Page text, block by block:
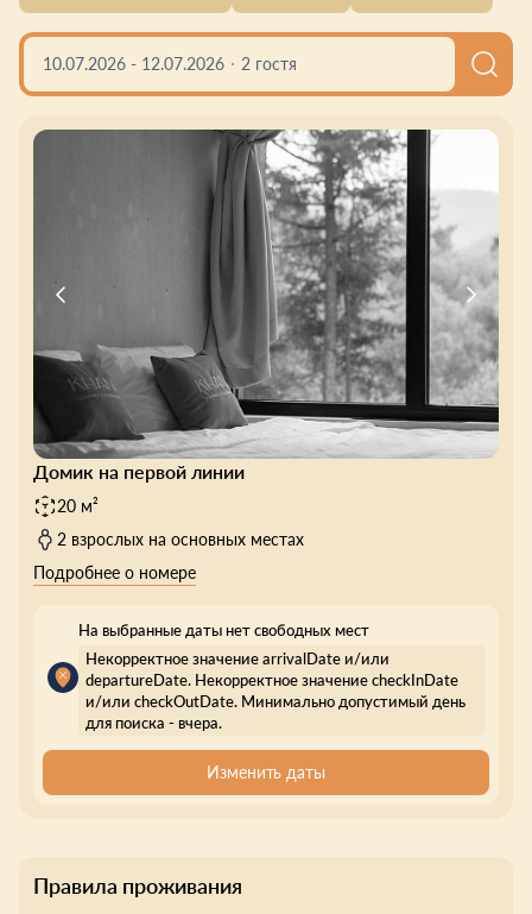
10.07.2026 - 12.07.2026 2 гостя
Домик на первой линии
20 м²
2 взрослых на основных местах
Подробнее о номере
На выбранные даты нет свободных мест
Некорректное значение arrivalDate и/или
departureDate. Некорректное значение checkInDate
и/или checkOutDate. Минимально допустимый день
для поиска - вчера.
Изменить даты
Правила проживания